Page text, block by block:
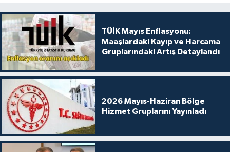
TÜİK Mayıs Enflasyonu:
Maaşlardaki Kayıp ve Harcama
Gruplarındaki Artış Detaylandı
2026 Mayıs-Haziran Bölge
Hizmet Gruplarını Yayınladı